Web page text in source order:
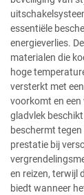
essentiële
energieverlies.
materialen die
hoge
versterkt met
voorkomt en
gladvlek
beschermt
prestatie bij
en reizen, terwijl
biedt wanneer